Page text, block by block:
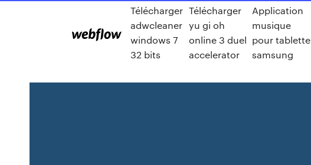
Télécharger
adwcleaner
windows 7
32 bits
Télécharger
yu gi oh
online 3 duel
accelerator
Application
musique
pour tablette
samsung